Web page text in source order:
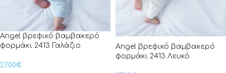
Angel βρεφικό βαμβακερό
φορμάκι 2413 Γαλάζιο
27.00€
Angel βρεφικό βαμβακερό
φορμάκι 2413 Λευκό